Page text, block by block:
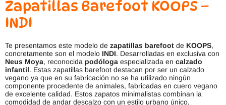
Zapatillas Barefoot KOOPS –
INDI
Te presentamos este modelo de zapatillas barefoot de KOOPS,
concretamente son el modelo INDI. Desarrolladas en exclusiva con
Neus Moya, reconocida podóloga especializada en calzado
infantil. Estas zapatillas barefoot destacan por ser un calzado
vegano ya que en su fabricación no se ha utilizado ningún
componente procedente de animales, fabricadas en cuero vegano
de excelente calidad. Estos zapatos minimalistas combinan la
comodidad de andar descalzo con un estilo urbano único,